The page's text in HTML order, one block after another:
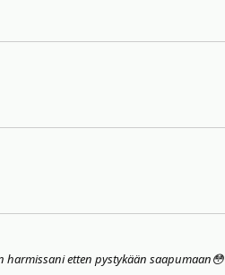
harmissani etten pystykään saapumaan😳